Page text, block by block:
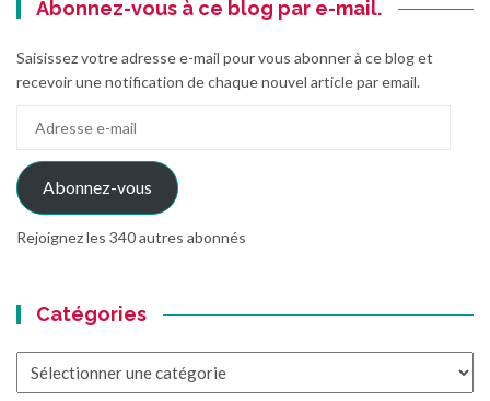
Abonnez-vous à ce blog par e-mail.
Saisissez votre adresse e-mail pour vous abonner à ce blog et
recevoir une notification de chaque nouvel article par email.
mail
Abonnez-vous
Rejoignez les 340 autres abonnés
Catégories